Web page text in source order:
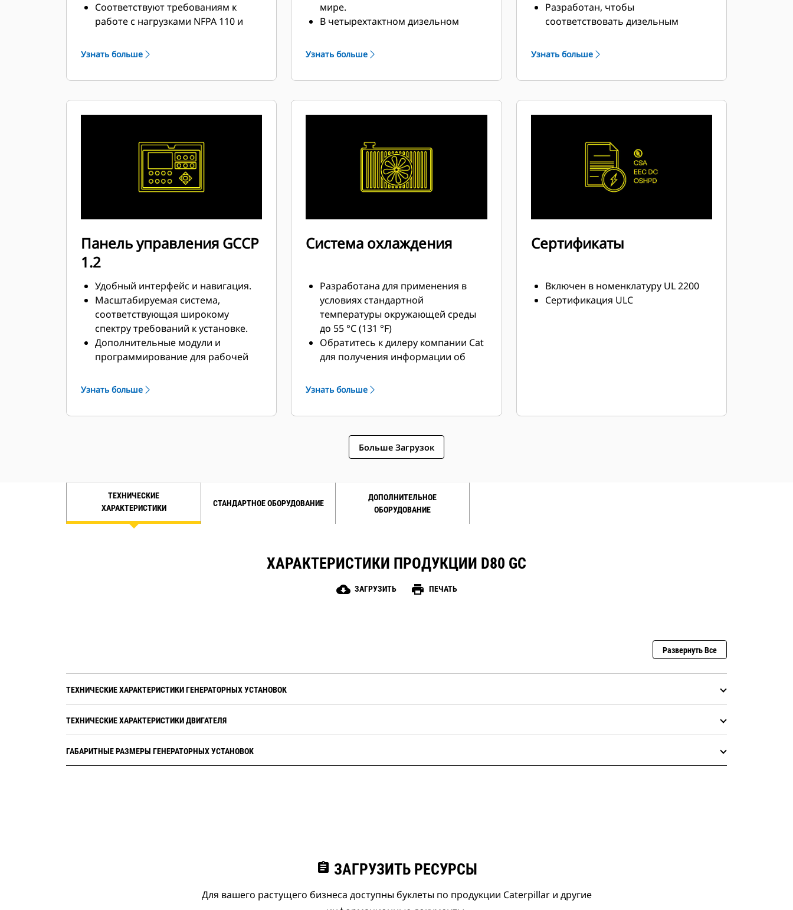
Соответствуют требованиям к
работе с нагрузками NFPA 110 и
номинальной нагрузки за один
Соответствуют требованиям ISO
Узнать больше
мире.
В четырехтактном дизельном
согласованная
превосходная топливная
Узнать больше
Разработан, чтобы
соответствовать дизельным
производительности и
Надежная система изоляции, класс
Узнать больше
Панель управления GCCP
1.2
Удобный интерфейс и навигация.
Масштабируемая система,
соответствующая широкому
спектру требований к установке.
Дополнительные модули и
программирование для рабочей
требованиями клиента.
Узнать больше
Система охлаждения
Разработана для применения в
условиях стандартной
температуры окружающей среды
до 55 °C (131 °F)
Обратитесь к дилеру компании Cat
для получения информации об
режимах работы.
Узнать больше
Сертификаты
Включен в номенклатуру UL 2200
Сертификация ULC
Больше Загрузок
ТЕХНИЧЕСКИЕ
ХАРАКТЕРИСТИКИ
СТАНДАРТНОЕ ОБОРУДОВАНИЕ
ДОПОЛНИТЕЛЬНОЕ
ОБОРУДОВАНИЕ
ХАРАКТЕРИСТИКИ ПРОДУКЦИИ D80 GC
cloud_download ЗАГРУЗИТЬ print ПЕЧАТЬ
Развернуть Все
ТЕХНИЧЕСКИЕ ХАРАКТЕРИСТИКИ ГЕНЕРАТОРНЫХ УСТАНОВОК
ТЕХНИЧЕСКИЕ ХАРАКТЕРИСТИКИ ДВИГАТЕЛЯ
ГАБАРИТНЫЕ РАЗМЕРЫ ГЕНЕРАТОРНЫХ УСТАНОВОК
assignment ЗАГРУЗИТЬ РЕСУРСЫ
Для вашего растущего бизнеса доступны буклеты по продукции Caterpillar и другие